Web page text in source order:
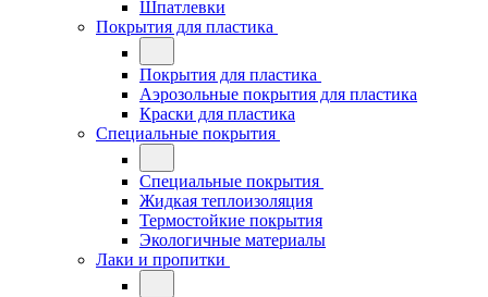
Шпатлевки
Покрытия для пластика
Покрытия для пластика
Аэрозольные покрытия для пластика
Краски для пластика
Специальные покрытия
Специальные покрытия
Жидкая теплоизоляция
Термостойкие покрытия
Экологичные материалы
Лаки и пропитки